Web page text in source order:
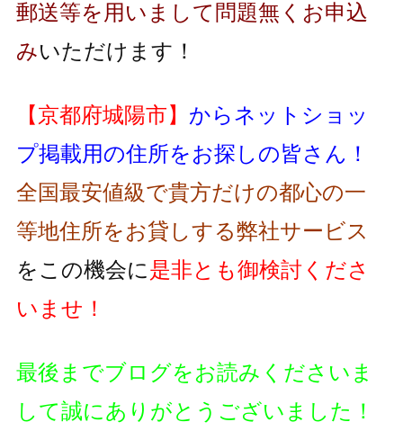
郵送等を用いまして問題無くお申込
みいただけます！
【京都府城陽市】 からネットショッ
プ掲載用の住所をお探しの皆さん！
全国最安値級で貴方だけの都心の一
等地住所をお貸しする弊社サービス
をこの機会に是非とも御検討くださ
いませ！
最後までブログをお読みくださいま
して誠にありがとうございました！